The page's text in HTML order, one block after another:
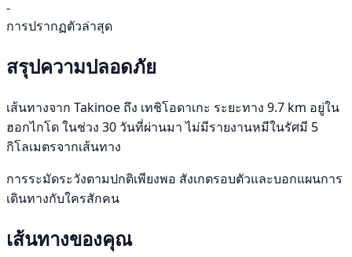
-
การปรากฏตัวล่าสุด
สรุปความปลอดภัย
เส้นทางจาก Takinoe ถึง เทชิโอดาเกะ ระยะทาง 9.7 km อยู่ใน
ฮอกไกโด ในช่วง 30 วันที่ผ่านมา ไม่มีรายงานหมีในรัศมี 5
กิโลเมตรจากเส้นทาง
การระมัดระวังตามปกติเพียงพอ สังเกตรอบตัวและบอกแผนการ
เดินทางกับใครสักคน
เส้นทางของคุณ